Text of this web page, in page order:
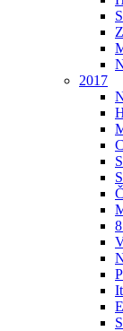
2017